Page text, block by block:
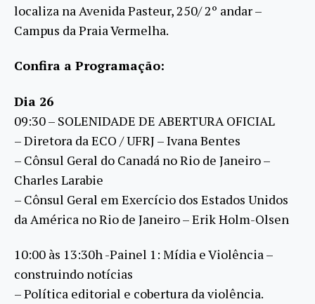
localiza na Avenida Pasteur, 250/ 2º andar –
Campus da Praia Vermelha.
Confira a Programação:
Dia 26
09:30 – SOLENIDADE DE ABERTURA OFICIAL
– Diretora da ECO / UFRJ – Ivana Bentes
– Cônsul Geral do Canadá no Rio de Janeiro –
Charles Larabie
– Cônsul Geral em Exercício dos Estados Unidos
da América no Rio de Janeiro – Erik Holm-Olsen
10:00 às 13:30h -Painel 1: Mídia e Violência –
construindo notícias
– Política editorial e cobertura da violência.